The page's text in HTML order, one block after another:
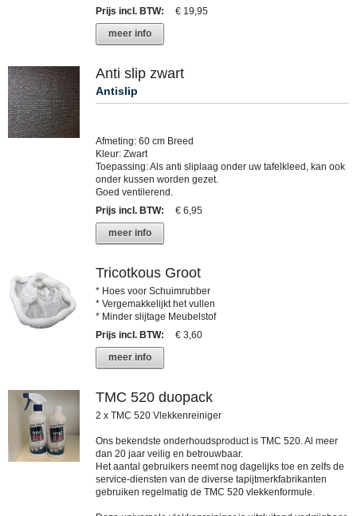
Prijs incl. BTW:
€ 19,95
meer info
Anti slip zwart
Antislip
Afmeting: 60 cm Breed
Kleur: Zwart
Toepassing: Als anti sliplaag onder uw tafelkleed, kan ook
onder kussen worden gezet.
Goed ventilerend.
Prijs incl. BTW:
€ 6,95
meer info
Tricotkous Groot
* Hoes voor Schuimrubber
* Vergemakkelijkt het vullen
* Minder slijtage Meubelstof
Prijs incl. BTW:
€ 3,60
meer info
TMC 520 duopack
2 x TMC 520 Vlekkenreiniger
Ons bekendste onderhoudsproduct is TMC 520. Al meer
dan 20 jaar veilig en betrouwbaar.
Het aantal gebruikers neemt nog dagelijks toe en zelfs de
service-diensten van de diverse tapijtmerkfabrikanten
gebruiken regelmatig de TMC 520 vlekkenformule.